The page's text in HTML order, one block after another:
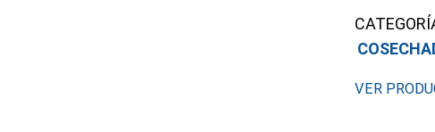
VER